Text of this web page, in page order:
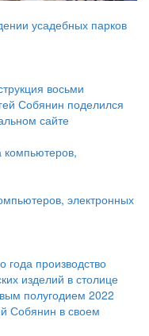
усадебных парков
восьми
Собянин поделился
сайте
электронных
года производство
изделий в столице
полугодием 2022
Собянин в своем